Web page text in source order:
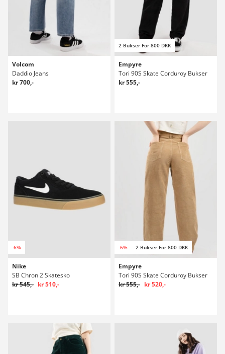
Volcom
Daddio Jeans
kr 700,-
2 Bukser For 800 DKK
Empyre
Tori 90S Skate Corduroy Bukser
kr 555,-
-6%
Nike
SB Chron 2 Skatesko
kr 545,- kr 510,-
-6% 2 Bukser For 800 DKK
Empyre
Tori 90S Skate Corduroy Bukser
kr 555,- kr 520,-